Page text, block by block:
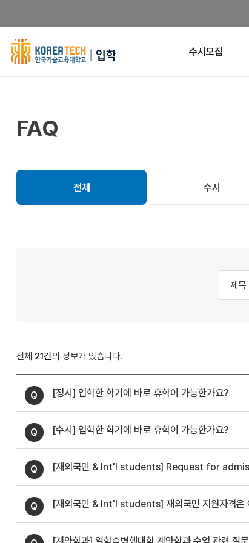
한
술
육
대
수시모집
FAQ
전체 수시
FAQ
검
전체 21건
[정시] 입학한 학기에 바로 휴학이 가능한가요?
[수시] 입학한 학기에 바로 휴학이 가능한가요?
[재외국민 & Int'l students] Request for
[재외국민 & Int'l students] 재외국민 지원자격은